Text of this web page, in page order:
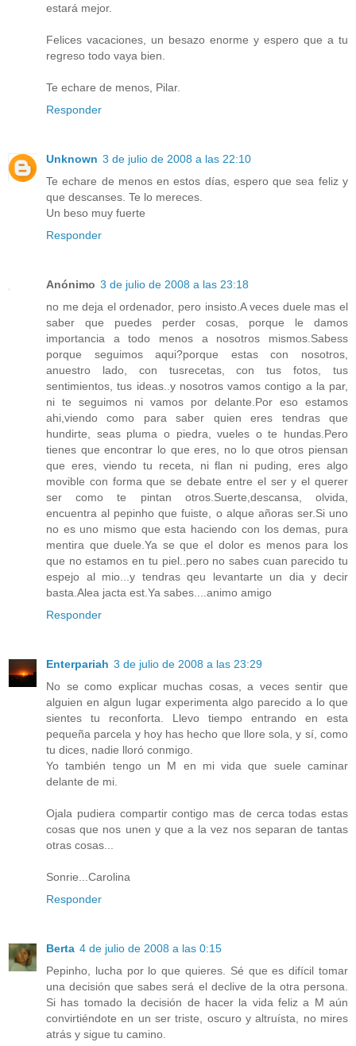
estará mejor.
Felices vacaciones, un besazo enorme y espero que a tu
regreso todo vaya bien.
Te echare de menos, Pilar.
Responder
Unknown 3 de julio de 2008 a las 22:10
Te echare de menos en estos días, espero que sea feliz y
que descanses. Te lo mereces.
Un beso muy fuerte
Responder
Anónimo 3 de julio de 2008 a las 23:18
no me deja el ordenador, pero insisto.A veces duele mas el
saber que puedes perder cosas, porque le damos
importancia a todo menos a nosotros mismos.Sabess
porque seguimos aqui?porque estas con nosotros,
anuestro lado, con tusrecetas, con tus fotos, tus
sentimientos, tus ideas..y nosotros vamos contigo a la par,
ni te seguimos ni vamos por delante.Por eso estamos
ahi,viendo como para saber quien eres tendras que
hundirte, seas pluma o piedra, vueles o te hundas.Pero
tienes que encontrar lo que eres, no lo que otros piensan
que eres, viendo tu receta, ni flan ni puding, eres algo
movible con forma que se debate entre el ser y el querer
ser como te pintan otros.Suerte,descansa, olvida,
encuentra al pepinho que fuiste, o alque añoras ser.Si uno
no es uno mismo que esta haciendo con los demas, pura
mentira que duele.Ya se que el dolor es menos para los
que no estamos en tu piel..pero no sabes cuan parecido tu
espejo al mio...y tendras qeu levantarte un dia y decir
basta.Alea jacta est.Ya sabes....animo amigo
Responder
Enterpariah 3 de julio de 2008 a las 23:29
No se como explicar muchas cosas, a veces sentir que
alguien en algun lugar experimenta algo parecido a lo que
sientes tu reconforta. Llevo tiempo entrando en esta
pequeña parcela y hoy has hecho que llore sola, y sí, como
tu dices, nadie lloró conmigo.
Yo también tengo un M en mi vida que suele caminar
delante de mi.
Ojala pudiera compartir contigo mas de cerca todas estas
cosas que nos unen y que a la vez nos separan de tantas
otras cosas...
Sonrie...Carolina
Responder
Berta 4 de julio de 2008 a las 0:15
Pepinho, lucha por lo que quieres. Sé que es difícil tomar
una decisión que sabes será el declive de la otra persona.
Si has tomado la decisión de hacer la vida feliz a M aún
convirtiéndote en un ser triste, oscuro y altruísta, no mires
atrás y sigue tu camino.